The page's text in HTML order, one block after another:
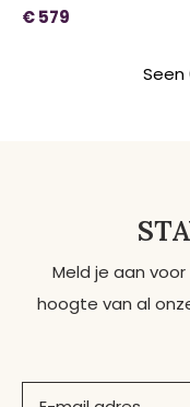
€ 579
Meld je aan
hoogte van al